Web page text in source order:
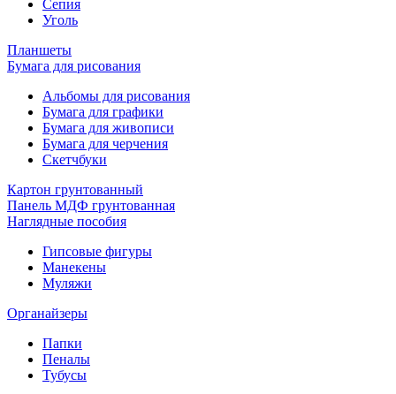
Сепия
Уголь
Планшеты
Бумага для рисования
Альбомы для рисования
Бумага для графики
Бумага для живописи
Бумага для черчения
Скетчбуки
Картон грунтованный
Панель МДФ грунтованная
Наглядные пособия
Гипсовые фигуры
Манекены
Муляжи
Органайзеры
Папки
Пеналы
Тубусы